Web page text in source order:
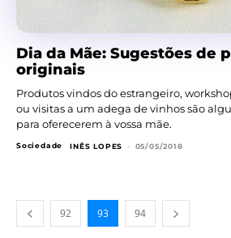
Dia da Mãe: Sugestões de
originais
Produtos vindos do estrangeiro,
ou visitas a um adega de vinhos são
para oferecerem à vossa mãe.
Sociedade INÊS LOPES - 05/05/2018
92 93 94